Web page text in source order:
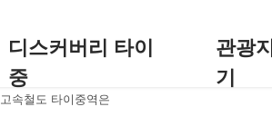
디스커버리 타이
중
관광
기
고속철도 타이중역은